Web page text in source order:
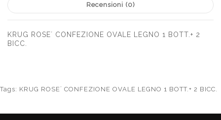
Recensioni (0)
KRUG ROSE´ CONFEZIONE OVALE LEGNO 1 BOTT.+ 2
BICC.
Tags: KRUG ROSE´ CONFEZIONE OVALE LEGNO 1 BOTT.+ 2 BICC.